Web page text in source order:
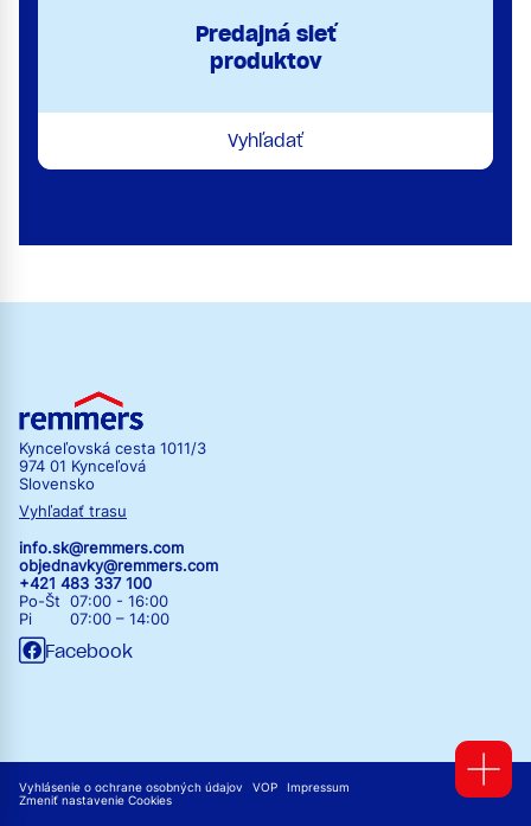
Predajná sieť
produktov
Vyhľadať
Kynceľovská cesta 1011/3
974 01 Kynceľová
Slovensko
Vyhľadať trasu
info.sk@remmers.com
objednavky@remmers.com
+421 483 337 100
Po-Št 07:00 - 16:00
Pi 07:00 – 14:00
Facebook
Vyhlásenie o ochrane osobných údajov VOP
Impressum
Zmeniť nastavenie Cookies